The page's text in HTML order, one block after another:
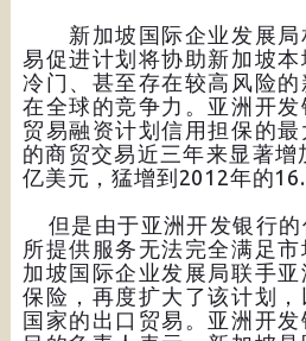
新加坡国际企业发展局
易促进计划将协助新加坡
冷门、甚至存在较高风险
在全球的竞争力。亚洲开
贸易融资计划信用担保的
的商贸交易近三年来显著
亿美元，猛增到2012年的
但是由于亚洲开发银行的
所提供服务无法完全满足
加坡国际企业发展局联手
保险，再度扩大了该计划
国家的出口贸易。亚洲开